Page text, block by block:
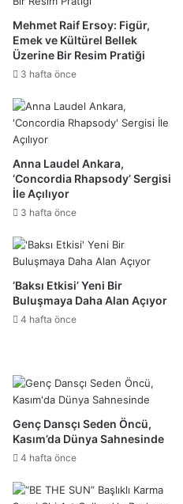
Mehmet Raif Ersoy: Figür,
Emek ve Kültürel Bellek
Üzerine Bir Resim Pratiği
3 hafta önce
Anna Laudel Ankara,
‘Concordia Rhapsody’ Sergisi
İle Açılıyor
3 hafta önce
‘Baksı Etkisi’ Yeni Bir
Buluşmaya Daha Alan Açıyor
4 hafta önce
Genç Dansçı Seden Öncü,
Kasım’da Dünya Sahnesinde
4 hafta önce